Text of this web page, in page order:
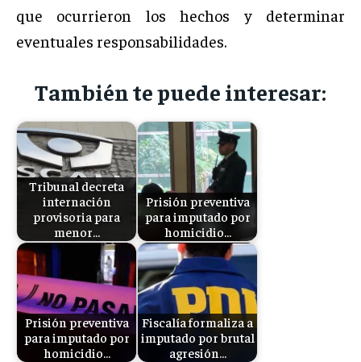
que ocurrieron los hechos y determinar
eventuales responsabilidades.
También te puede interesar:
Tribunal decreta
internación
provisoria para
menor…
Prisión preventiva
para imputado por
homicidio…
Prisión preventiva
para imputado por
homicidio…
Fiscalía formaliza a
imputado por brutal
agresión…